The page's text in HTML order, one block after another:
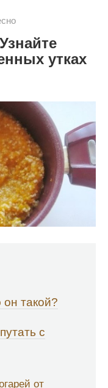
утках
он такой?
с
от